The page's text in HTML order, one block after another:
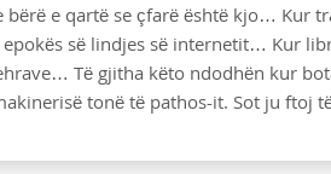
bërë e qartë se çfarë është kjo… Kur
epokës së lindjes së internetit… Kur
Të gjitha këto ndodhën kur
tonë të pathos-it. Sot ju ftoj